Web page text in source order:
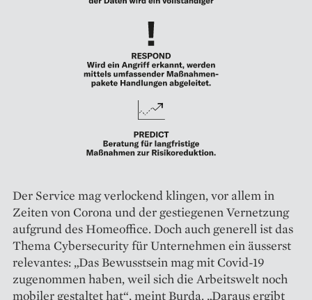
Der Service mag verlockend klingen, vor allem in
Zeiten von Corona und der gestiegenen Vernetzung
aufgrund des Homeoffice. Doch auch generell ist das
Thema Cybersecurity für Unternehmen ein äusserst
relevantes: „Das Bewusstsein mag mit Covid-19
zugenommen haben, weil sich die Arbeitswelt noch
mobiler gestaltet hat“, meint Burda. „Daraus ergibt